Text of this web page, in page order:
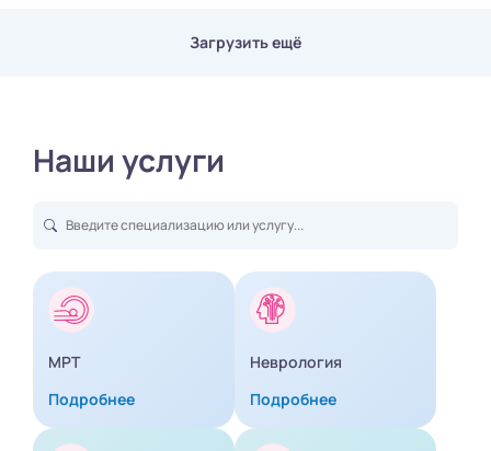
Загрузить ещё
Наши услуги
МРТ
Подробнее
Неврология
Подробнее